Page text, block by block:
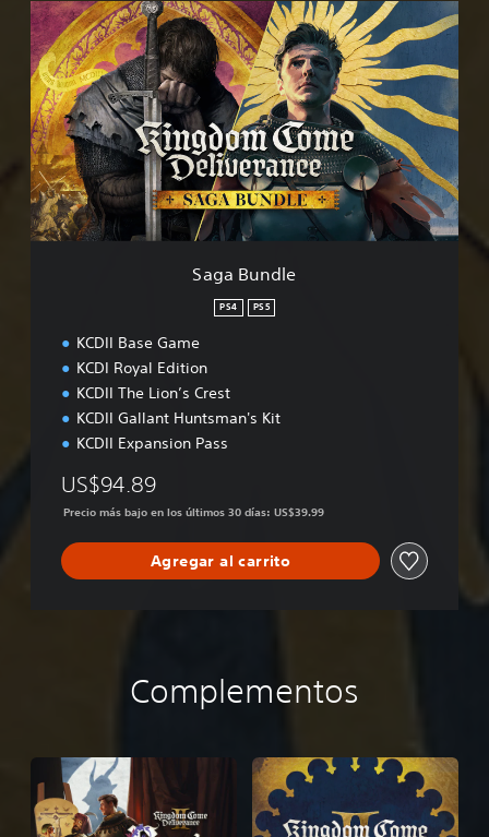
S
a
g
a
B
u
n
d
l
e
Saga Bundle
PS4 PS5
KCDII Base Game
KCDI Royal Edition
KCDII The Lion’s Crest
KCDII Gallant Huntsman's Kit
KCDII Expansion Pass
US$94.89
Precio más bajo en los últimos 30 días: US$39.99
Agregar al carrito
Complementos